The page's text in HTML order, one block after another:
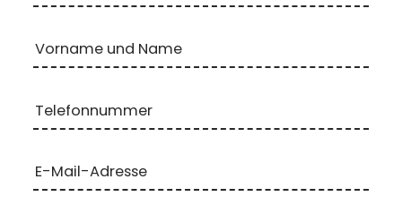
Vorname und Name
Telefonnummer
E-Mail-Adresse